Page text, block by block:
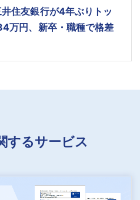
住友銀行が4年ぶりトッ
万円、新卒・職種で格差
するサービス